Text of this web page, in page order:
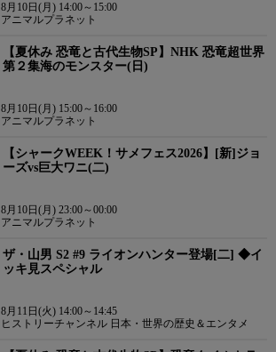
8月10日(月) 14:00～15:00
アニマルプラネット
【夏休み 恐竜と古代生物SP】NHK 恐竜超世界
第２集海のモンスター(日)
8月10日(月) 15:00～16:00
アニマルプラネット
【シャークWEEK！サメフェス2026】[新]ジョ
ーズvs巨大ワニ(二)
8月10日(月) 23:00～00:00
アニマルプラネット
ザ・山男 S2 #9 ライオンハンター登場[二] ◆イ
ッキ見スペシャル
8月11日(火) 14:00～14:45
ヒストリーチャンネル 日本・世界の歴史＆エンタメ